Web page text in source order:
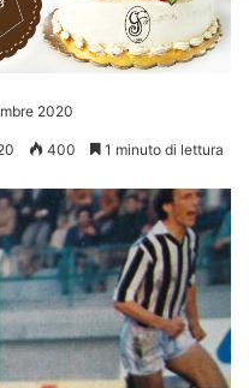
2020
400 1 minuto di lettura